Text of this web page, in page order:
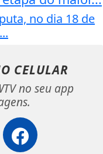
no dia 18 de
CELULAR
no seu app